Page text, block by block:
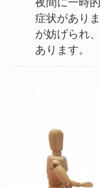
夜間に一時
症状があり
が妨げられ
あります。